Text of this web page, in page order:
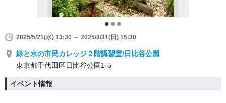
2025/5/21(水) 13:30 ～ 2025/8/31(日) 15:30
緑と水の市民カレッジ２階講習室/日比谷公園
東京都千代田区日比谷公園1-5
イベント情報